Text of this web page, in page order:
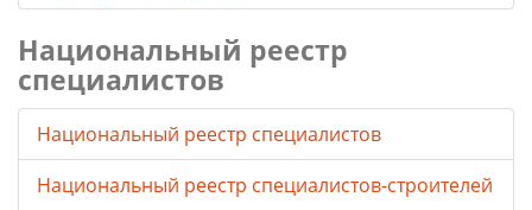
Национальный реестр
специалистов
Национальный реестр специалистов
Национальный реестр специалистов-строителей